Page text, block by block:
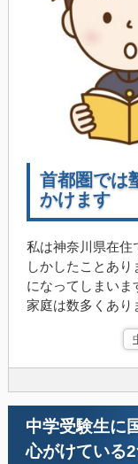
首都圏では
かけます
私は神奈川県在住
しかしたことあ
になってしまい
家庭は数多くあり
中学受験生に
心がけている